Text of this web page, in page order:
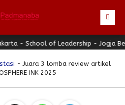
- School of Leadership - Jogja Berhati
- Juara 3 lomba review artikel
INK 2025